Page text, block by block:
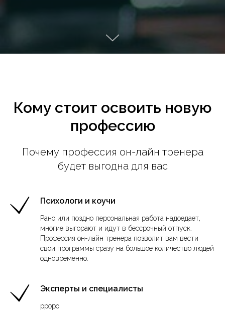
Кому стоит освоить новую
профессию
Почему профессия он-лайн тренера
будет выгодна для вас
Психологи и коучи
Рано или поздно персональная работа надоедает,
многие выгорают и идут в бессрочный отпуск.
Профессия он-лайн тренера позволит вам вести
свои программы сразу на большое количество людей
одновременно.
Эксперты и специалисты
рроро